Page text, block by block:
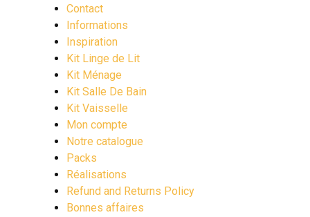
Contact
Informations
Inspiration
Kit Linge de Lit
Kit Ménage
Kit Salle De Bain
Kit Vaisselle
Mon compte
Notre catalogue
Packs
Réalisations
Refund and Returns Policy
Bonnes affaires